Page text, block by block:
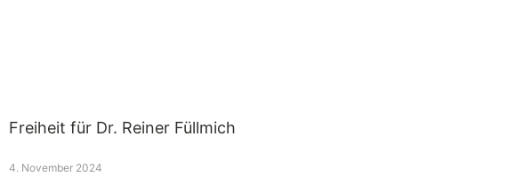
Freiheit für Dr. Reiner Füllmich
4. November 2024